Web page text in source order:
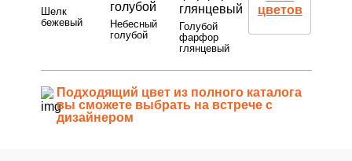
Шелк
бежевый
Небесный
голубой
Голубой
фарфор
глянцевый
цветов
Подходящий цвет из полного каталога
вы сможете выбрать на встрече с
дизайнером
29Грифельно-синий9
подтверждаете свое совершеннолетие,
соглашаетесь на обработку персональных
данных в соответствии сПравовой
информацией
соглашаетесь на обработку персональных
данных в соответствии сПравовой
информацией
Оставляя свои контактные данные, вы
подтверждаете свое совершеннолетие,
соглашаетесь на обработку персональных
данных в соответствии сПравовой
Оставляя свои контактные данные, вы
подтверждаете свое совершеннолетие,
соглашаетесь на обработку персональных
Оставляя свои контактные данные, вы
подтверждаете свое совершеннолетие,
соглашаетесь на обработку персональных
информацией